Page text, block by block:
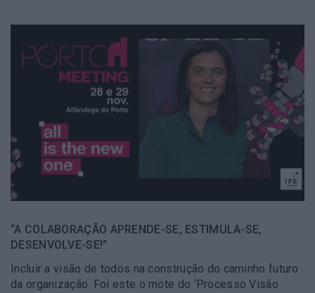
“A COLABORAÇÃO APRENDE-SE, ESTIMULA-SE,
DESENVOLVE-SE!”
Incluir a visão de todos na construção do caminho futuro
da organização. Foi este o mote do ‘Processo Visão